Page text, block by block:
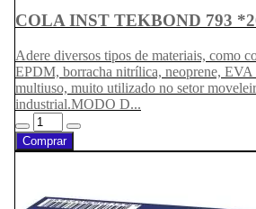
COLA INST TEKBOND 793
Adere diversos tipos de materiais, como
EPDM, borracha nitrílica, neoprene,
multiuso, muito utilizado no setor
industrial.MODO D...
Comprar